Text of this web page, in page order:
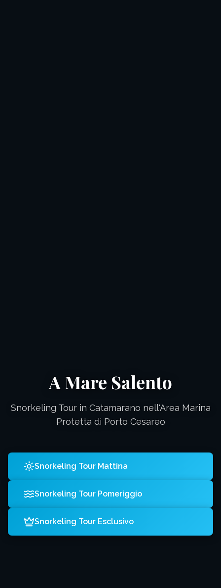
A Mare Salento
Snorkeling Tour in Catamarano nell'Area Marina
Protetta di Porto Cesareo
Snorkeling Tour Mattina
Snorkeling Tour Pomeriggio
Snorkeling Tour Esclusivo